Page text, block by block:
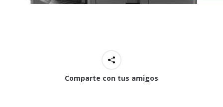
Comparte con tus amigos